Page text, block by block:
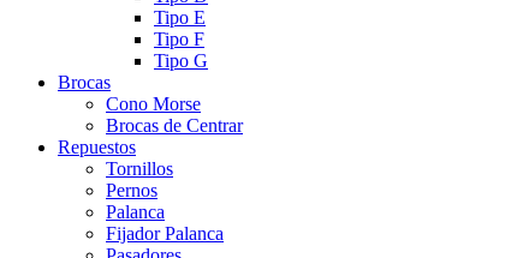
Tipo E
Tipo F
Tipo G
Brocas
Cono Morse
Brocas de Centrar
Repuestos
Tornillos
Pernos
Palanca
Fijador Palanca